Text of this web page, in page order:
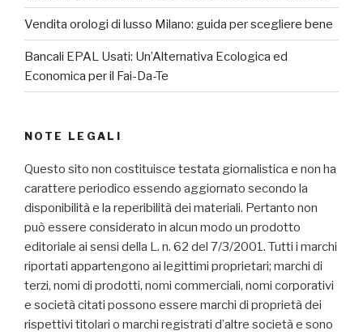
Vendita orologi di lusso Milano: guida per scegliere bene
Bancali EPAL Usati: Un’Alternativa Ecologica ed
Economica per il Fai-Da-Te
NOTE LEGALI
Questo sito non costituisce testata giornalistica e non ha
carattere periodico essendo aggiornato secondo la
disponibilità e la reperibilità dei materiali. Pertanto non
può essere considerato in alcun modo un prodotto
editoriale ai sensi della L. n. 62 del 7/3/2001. Tutti i marchi
riportati appartengono ai legittimi proprietari; marchi di
terzi, nomi di prodotti, nomi commerciali, nomi corporativi
e società citati possono essere marchi di proprietà dei
rispettivi titolari o marchi registrati d’altre società e sono